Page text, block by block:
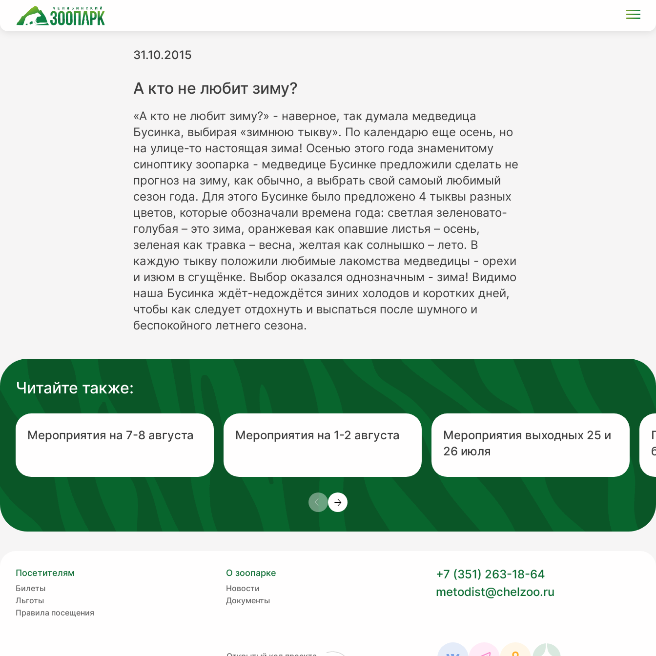
31.10.2015
А кто не любит зиму?
«А кто не любит зиму?» - наверное, так думала медведица
Бусинка, выбирая «зимнюю тыкву». По календарю еще осень, но
на улице-то настоящая зима! Осенью этого года знаменитому
синоптику зоопарка - медведице Бусинке предложили сделать не
прогноз на зиму, как обычно, а выбрать свой самоый любимый
сезон года. Для этого Бусинке было предложено 4 тыквы разных
цветов, которые обозначали времена года: светлая зеленовато-
голубая – это зима, оранжевая как опавшие листья – осень,
зеленая как травка – весна, желтая как солнышко – лето. В
каждую тыкву положили любимые лакомства медведицы - орехи
и изюм в сгущёнке. Выбор оказался однозначным - зима! Видимо
наша Бусинка ждёт-недождётся зиних холодов и коротких дней,
чтобы как следует отдохнуть и выспаться после шумного и
беспокойного летнего сезона.
Читайте также:
Мероприятия на 7-8 августа Мероприятия на 1-2 августа
Мероприятия выходных 25 и
26 июля
Посетителям
Билеты
Льготы
Правила посещения
О зоопарке
Новости
Документы
+7 (351) 263-18-64
metodist@chelzoo.ru